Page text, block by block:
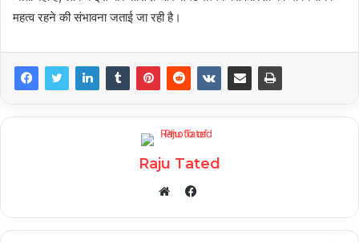
महत्व रहने की संभावना जताई जा रही है।
Raju Tated
Facebook